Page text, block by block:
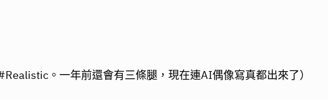
。一年前還會有三條腿，現在連AI偶像寫真都出來了）